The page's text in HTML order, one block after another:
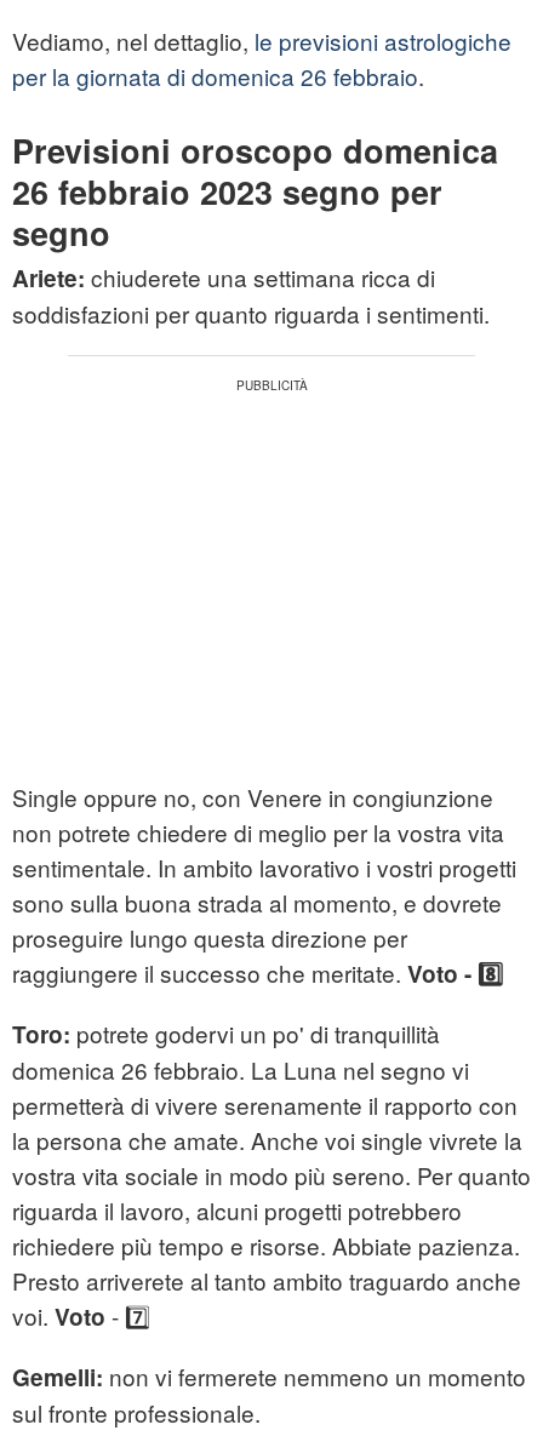
Vediamo, nel dettaglio, le previsioni astrologiche
per la giornata di domenica 26 febbraio.
Previsioni oroscopo domenica
26 febbraio 2023 segno per
segno
Ariete: chiuderete una settimana ricca di
soddisfazioni per quanto riguarda i sentimenti.
Single oppure no, con Venere in congiunzione
non potrete chiedere di meglio per la vostra vita
sentimentale. In ambito lavorativo i vostri progetti
sono sulla buona strada al momento, e dovrete
proseguire lungo questa direzione per
raggiungere il successo che meritate. Voto - 8️⃣
Toro: potrete godervi un po' di tranquillità
domenica 26 febbraio. La Luna nel segno vi
permetterà di vivere serenamente il rapporto con
la persona che amate. Anche voi single vivrete la
vostra vita sociale in modo più sereno. Per quanto
riguarda il lavoro, alcuni progetti potrebbero
richiedere più tempo e risorse. Abbiate pazienza.
Presto arriverete al tanto ambito traguardo anche
voi. Voto - 7️⃣
Gemelli: non vi fermerete nemmeno un momento
sul fronte professionale.